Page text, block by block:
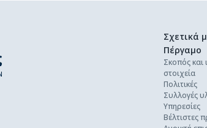
Σχετικά
Πέργαμο
Σκοπός και
στοιχεία
Πολιτικές
Συλλογές
Υπηρεσίες
Βέλτιστες